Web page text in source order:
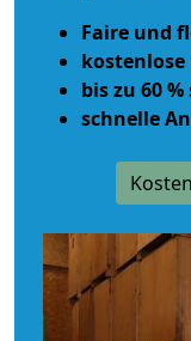
Faire und
bis zu 60
schnelle